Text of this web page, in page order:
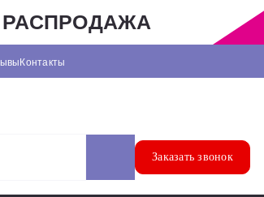
РАСПРОДАЖА
Контакты
Заказать звонок